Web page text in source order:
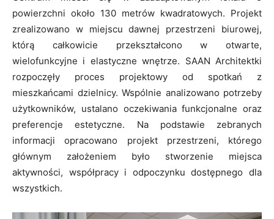
powierzchni około 130 metrów kwadratowych. Projekt
zrealizowano w miejscu dawnej przestrzeni biurowej,
którą całkowicie przekształcono w otwarte,
wielofunkcyjne i elastyczne wnętrze. SAAN Architektki
rozpoczęły proces projektowy od spotkań z
mieszkańcami dzielnicy. Wspólnie analizowano potrzeby
użytkowników, ustalano oczekiwania funkcjonalne oraz
preferencje estetyczne. Na podstawie zebranych
informacji opracowano projekt przestrzeni, którego
głównym założeniem było stworzenie miejsca
aktywności, współpracy i odpoczynku dostępnego dla
wszystkich.